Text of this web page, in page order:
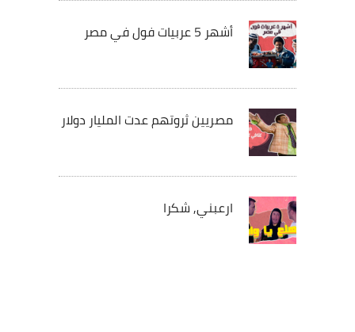
أشهر 5 عربيات فول في مصر
مصريين ثروتهم عدت المليار دولار
ارعبني, شكرا